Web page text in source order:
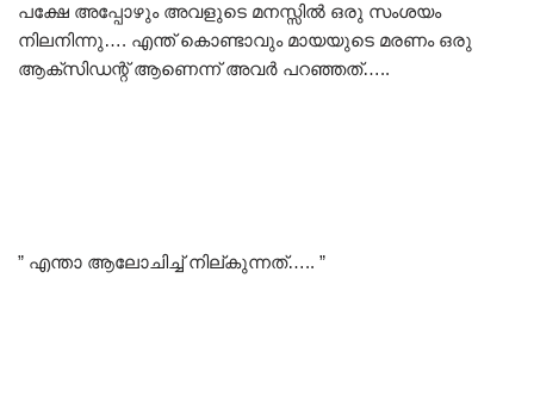
പക്ഷേ അപ്പോഴും അവളുടെ മനസ്സിൽ ഒരു സംശയം
നിലനിന്നു…. എന്ത് കൊണ്ടാവും മായയുടെ മരണം ഒരു
ആക്സിഡന്റ് ആണെന്ന് അവർ പറഞ്ഞത്…..
” എന്താ ആലോചിച്ച് നില്കുന്നത്….. ”